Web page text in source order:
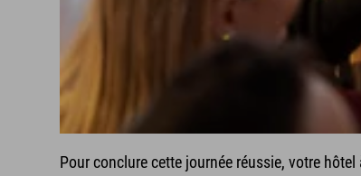
Pour conclure cette journée réussie, votre